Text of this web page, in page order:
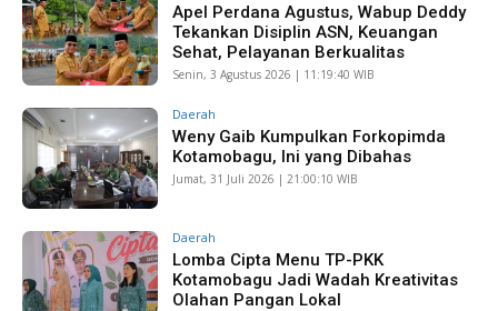
Apel Perdana Agustus, Wabup Deddy
Tekankan Disiplin ASN, Keuangan
Sehat, Pelayanan Berkualitas
Senin, 3 Agustus 2026 | 11:19:40 WIB
Daerah
Weny Gaib Kumpulkan Forkopimda
Kotamobagu, Ini yang Dibahas
Jumat, 31 Juli 2026 | 21:00:10 WIB
Daerah
Lomba Cipta Menu TP-PKK
Kotamobagu Jadi Wadah Kreativitas
Olahan Pangan Lokal